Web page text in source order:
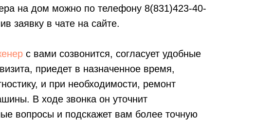
на дом можно по телефону 8(831)423-40-
заявку в чате на сайте.
с вами созвонится, согласует удобные
приедет в назначенное время,
и при необходимости, ремонт
В ходе звонка он уточнит
вопросы и подскажет вам более точную